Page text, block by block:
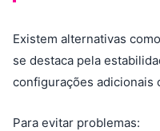
Existem alternativas
se destaca pela
configurações adicionais
Para evitar problemas: